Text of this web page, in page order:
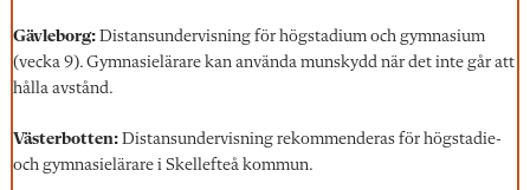
Gävleborg: Distansundervisning för högstadium och gymnasium
(vecka 9). Gymnasielärare kan använda munskydd när det inte går att
hålla avstånd.
Västerbotten: Distansundervisning rekommenderas för högstadie-
och gymnasielärare i Skellefteå kommun.